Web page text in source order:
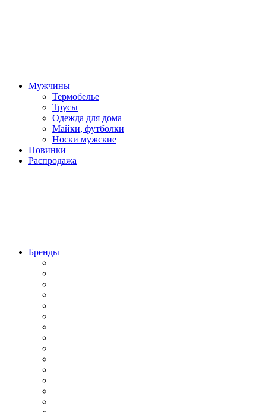
Мужчины
Термобелье
Трусы
Одежда для дома
Майки, футболки
Носки мужские
Новинки
Распродажа
Бренды